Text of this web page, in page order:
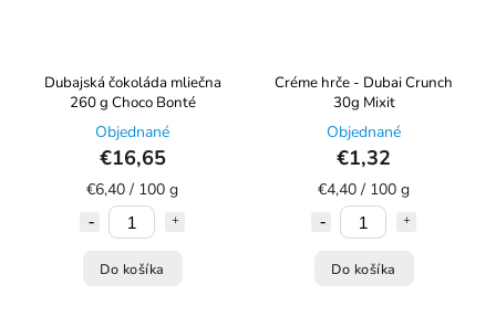
Dubajská čokoláda mliečna
260 g Choco Bonté
Objednané
€16,65
€6,40 / 100 g
Do košíka
Créme hrče - Dubai Crunch
30g Mixit
Objednané
€1,32
€4,40 / 100 g
Do košíka